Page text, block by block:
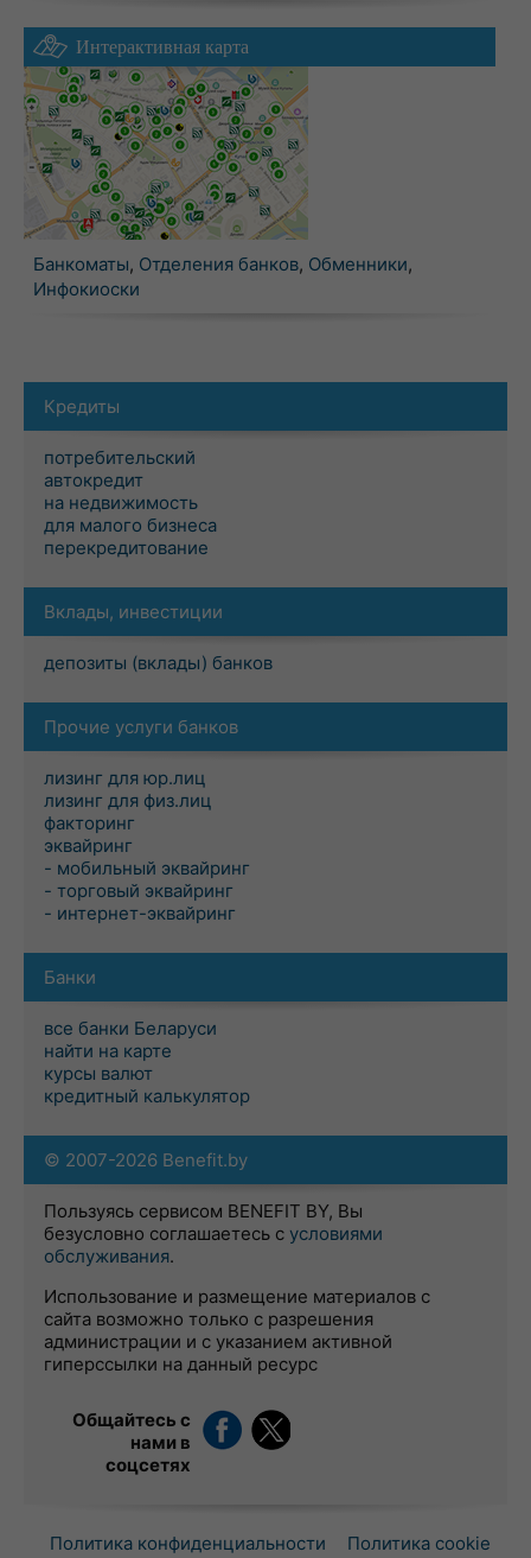
Интерактивная карта
Банкоматы, Отделения банков, Обменники,
Инфокиоски
Кредиты
потребительский
автокредит
на недвижимость
для малого бизнеса
перекредитование
Вклады, инвестиции
депозиты (вклады) банков
Прочие услуги банков
лизинг для юр.лиц
лизинг для физ.лиц
факторинг
эквайринг
- мобильный эквайринг
- торговый эквайринг
- интернет-эквайринг
Банки
все банки Беларуси
найти на карте
курсы валют
кредитный калькулятор
© 2007-2026 Benefit.by
Пользуясь сервисом BENEFIT BY, Вы
безусловно соглашаетесь с условиями
обслуживания.
Использование и размещение материалов с
сайта возможно только с разрешения
администрации и с указанием активной
гиперссылки на данный ресурс
Общайтесь с
нами в
соцсетях
Политика конфиденциальности
Политика cookie